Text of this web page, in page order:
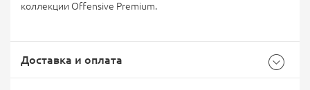
коллекции Offensive Premium.
Доставка и оплата